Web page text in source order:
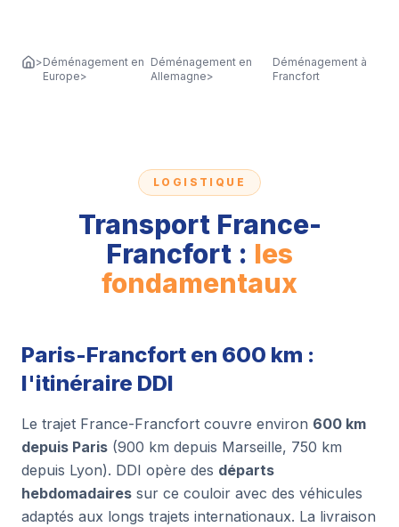
>Déménagement en
Europe>
Déménagement en
Allemagne>
Déménagement à
Francfort
LOGISTIQUE
Transport France-
Francfort : les
fondamentaux
Paris-Francfort en 600 km :
l'itinéraire DDI
Le trajet France-Francfort couvre environ 600 km
depuis Paris (900 km depuis Marseille, 750 km
depuis Lyon). DDI opère des départs
hebdomadaires sur ce couloir avec des véhicules
adaptés aux longs trajets internationaux. La livraison